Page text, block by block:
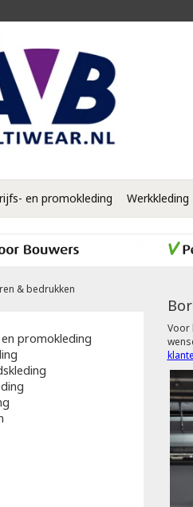
en promokleding Werkkleding
& bedrukken
promokleding
Voor